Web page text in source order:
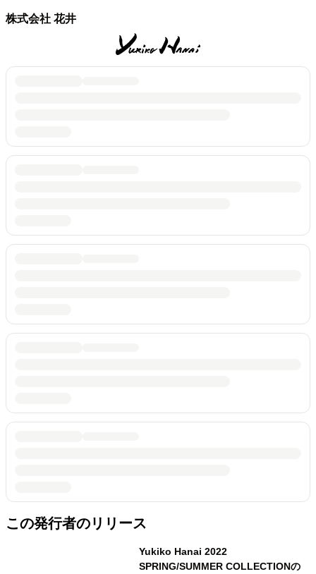
株式会社 花井
この発行者のリリース
Yukiko Hanai 2022
SPRING/SUMMER COLLECTIONの